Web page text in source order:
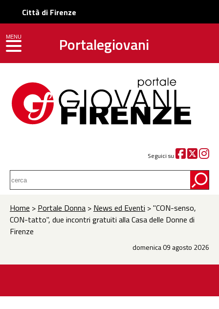
Città di Firenze
Portalegiovani
Seguici su
MENU
toggle navigation
Home > Portale Donna > News ed Eventi > "CON-senso,
CON-tatto", due incontri gratuiti alla Casa delle Donne di
Firenze
domenica 09 agosto 2026